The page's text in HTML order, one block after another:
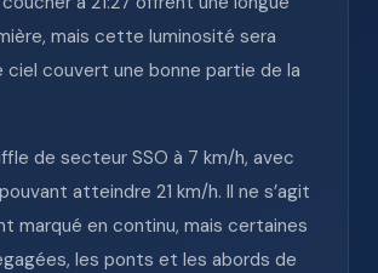
mais cette luminosité sera
ciel couvert une bonne partie de la
de secteur SSO à 7 km/h, avec
atteindre 21 km/h. Il ne s’agit
marqué en continu, mais certaines
les ponts et les abords de